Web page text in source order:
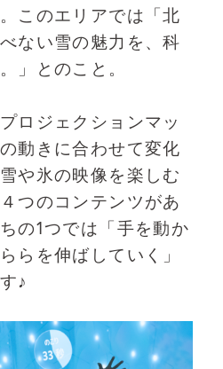
このエリアでは「北
ない雪の魅力を、科
」とのこと。
ロジェクションマッ
動きに合わせて変化
や氷の映像を楽しむ
つのコンテンツがあ
の1つでは「手を動か
らを伸ばしていく」
♪